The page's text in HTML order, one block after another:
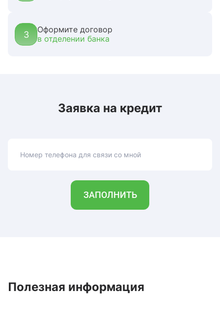
3
Оформите договор
в отделении банка
Заявка на кредит
Номер телефона для связи со мной
ЗАПОЛНИТЬ
Полезная информация